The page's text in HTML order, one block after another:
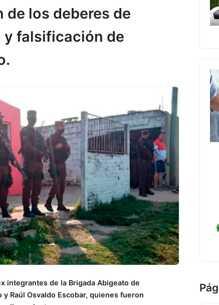
los deberes de
falsificación de
integrantes de la Brigada Abigeato de
Raúl Osvaldo Escobar, quienes fueron